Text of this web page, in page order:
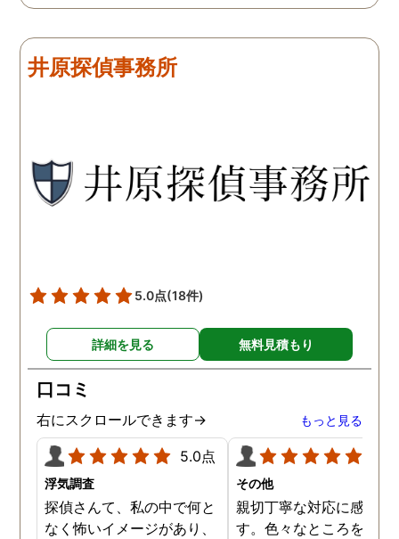
方に依頼となると丸投げで
が、二人三脚で協力しあい
ながら、進めて行った感じ
と思います。思い切ってお
願いして良かったです。 こ
の度はありがとうございま
した。あ、もちろん過ぎ
調査が終わって今後どう
とうございました。
井原探偵事務所
5.0点(18件)
詳細を見る 無料見積もり
口コミ
右にスクロールできます→ もっと見る
5.0点
浮気調査
探偵さんて、私の中で何と
なく怖いイメージがあり、
その他
親切丁寧な対応に感謝し
す。色々なところを探し